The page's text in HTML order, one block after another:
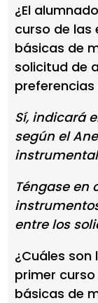
¿El
curso de las
básicas de
solicitud de
Sí, indicará
según el
Téngase en
entre los
¿Cuáles
primer
básicas de